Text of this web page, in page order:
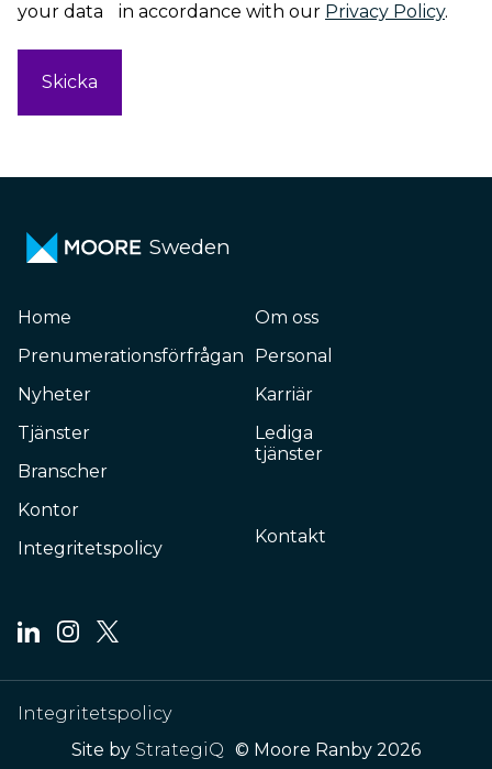
your data in accordance with our Privacy Policy.
Sweden
Home
Prenumerationsförfrågan
Nyheter
Tjänster
Branscher
Kontor
Integritetspolicy
Om oss
Personal
Karriär
Lediga
tjänster
Kontakt
Integritetspolicy
Site by StrategiQ © Moore Ranby 2026